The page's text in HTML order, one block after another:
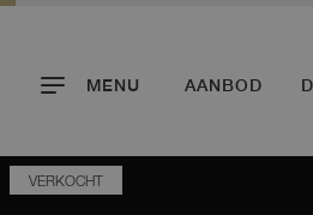
MENU AANBOD
VERKOCHT